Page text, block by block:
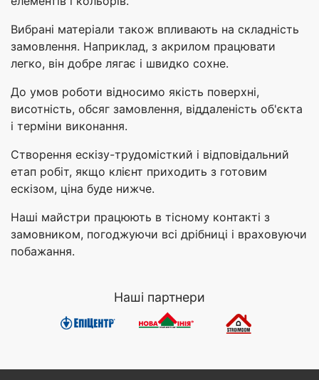
Вибрані матеріали також впливають на складність
замовлення. Наприклад, з акрилом працювати
легко, він добре лягає і швидко сохне.
До умов роботи відносимо якість поверхні,
висотність, обсяг замовлення, віддаленість об'єкта
і терміни виконання.
Створення ескізу-трудомісткий і відповідальний
етап робіт, якщо клієнт приходить з готовим
ескізом, ціна буде нижче.
Наші майстри працюють в тісному контакті з
замовником, погоджуючи всі дрібниці і враховуючи
побажання.
Наші партнери